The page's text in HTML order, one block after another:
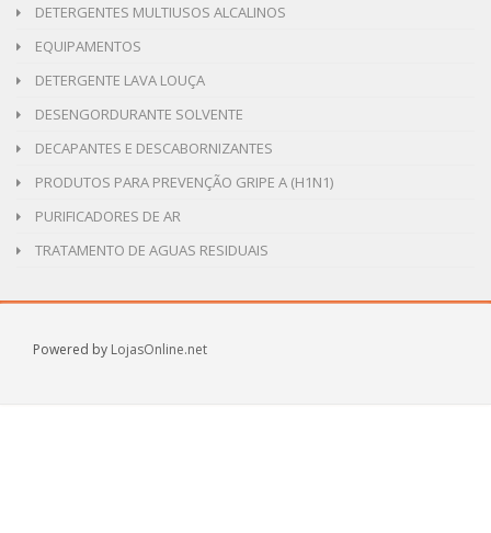
DETERGENTES MULTIUSOS ALCALINOS
EQUIPAMENTOS
DETERGENTE LAVA LOUÇA
DESENGORDURANTE SOLVENTE
DECAPANTES E DESCABORNIZANTES
PRODUTOS PARA PREVENÇÃO GRIPE A (H1N1)
PURIFICADORES DE AR
TRATAMENTO DE AGUAS RESIDUAIS
Powered by LojasOnline.net